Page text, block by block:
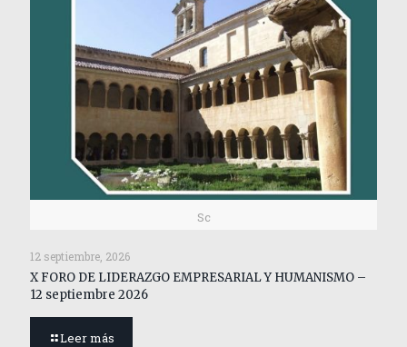
Sc
12 septiembre, 2026
X FORO DE LIDERAZGO EMPRESARIAL Y HUMANISMO –
12 septiembre 2026
Leer más